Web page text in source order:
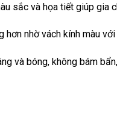
sắc và họa tiết giúp gia
hơn nhờ vách kính màu
và bóng, không bám